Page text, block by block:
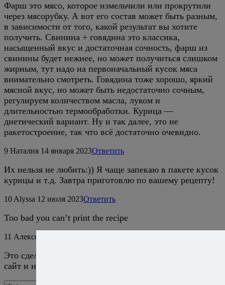
Фарш это мясо, которое измельчили или прокрутили
через мясорубку. А вот его состав может быть разным,
в зависимости от того, какой результат вы хотите
получить. Свинина + говядина это классика,
насыщенный вкус и достаточная сочность, фарш из
свинины будет нежнее, но может получиться слишком
жирным, тут надо на первоначальный кусок мяса
внимательно смотреть. Говядина тоже хорошо, яркий
мясной вкус, но может быть недостаточно сочным,
регулируем количеством масла, луком и
длительностью термообработки. Курица —
диетический вариант. Ну и так далее, это не
ракетостроение, так что всё достаточно очевидно.
9 Наталия 14 января 2023Ответить
Их нельзя не любить:)) Я чаще запекаю в пакете кусок
курицы и т.д. Завтра приготовлю по вашему рецепту!
10 Alyssa 12 июля 2023Ответить
Too bad you can’t print the recipe
11 Алексей Онегин
Это сделано для того, чтобы вы почаще заходили на
сайт и не пропустили новый рецепт. :)